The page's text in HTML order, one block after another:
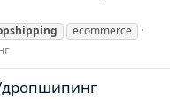
ecommerce
дропшипинг